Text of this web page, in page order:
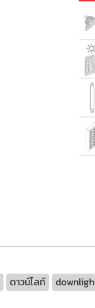
ดาวน์ไลท์